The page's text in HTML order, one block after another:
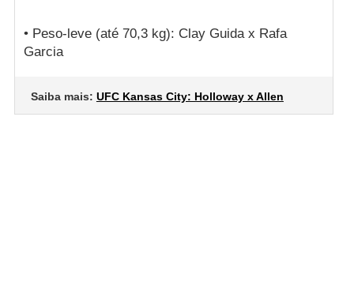
• Peso-leve (até 70,3 kg): Clay Guida x Rafa
Garcia
Saiba mais: UFC Kansas City: Holloway x Allen